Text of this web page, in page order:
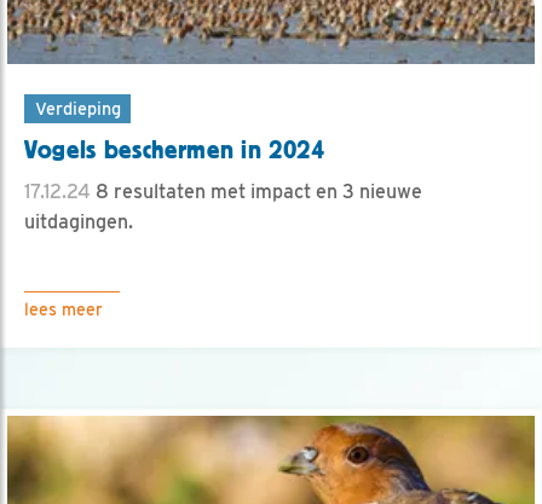
Verdieping
Vogels beschermen in 2024
17.12.24 8 resultaten met impact en 3 nieuwe
uitdagingen.
lees meer